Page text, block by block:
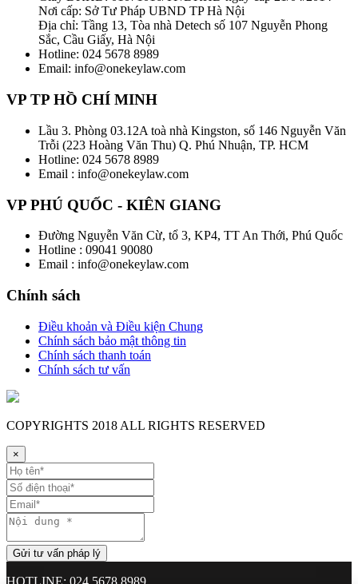
Nơi cấp: Sở Tư Pháp UBND TP Hà Nội
Địa chỉ: Tầng 13, Tòa nhà Detech số 107 Nguyễn Phong
Sắc, Cầu Giấy, Hà Nội
Hotline: 024 5678 8989
Email: info@onekeylaw.com
VP TP HỒ CHÍ MINH
Lầu 3. Phòng 03.12A toà nhà Kingston, số 146 Nguyễn Văn
Trỗi (223 Hoàng Văn Thu) Q. Phú Nhuận, TP. HCM
Hotline: 024 5678 8989
Email : info@onekeylaw.com
VP PHÚ QUỐC - KIÊN GIANG
Đường Nguyễn Văn Cừ, tổ 3, KP4, TT An Thới, Phú Quốc
Hotline : 09041 90080
Email : info@onekeylaw.com
Chính sách
Điều khoản và Điều kiện Chung
Chính sách bảo mật thông tin
Chính sách thanh toán
Chính sách tư vấn
COPYRIGHTS 2018 ALL RIGHTS RESERVED
×
HOTLINE: 024 5678 8989